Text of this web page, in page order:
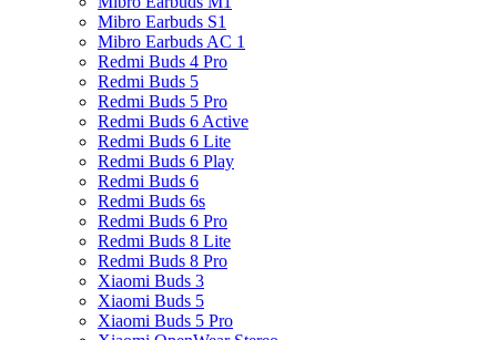
Mibro Earbuds S1
Mibro Earbuds AC 1
Redmi Buds 4 Pro
Redmi Buds 5
Redmi Buds 5 Pro
Redmi Buds 6 Active
Redmi Buds 6 Lite
Redmi Buds 6 Play
Redmi Buds 6
Redmi Buds 6s
Redmi Buds 6 Pro
Redmi Buds 8 Lite
Redmi Buds 8 Pro
Xiaomi Buds 3
Xiaomi Buds 5
Xiaomi Buds 5 Pro